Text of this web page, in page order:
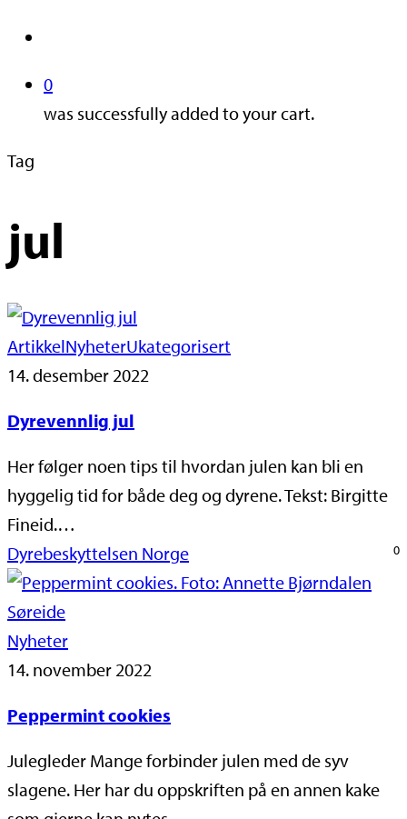
0
was successfully added to your cart.
Tag
jul
ArtikkelNyheterUkategorisert
14. desember 2022
Dyrevennlig jul
Her følger noen tips til hvordan julen kan bli en
hyggelig tid for både deg og dyrene. Tekst: Birgitte
Fineid.…
Dyrebeskyttelsen Norge
0
Nyheter
14. november 2022
Peppermint cookies
Julegleder Mange forbinder julen med de syv
slagene. Her har du oppskriften på en annen kake